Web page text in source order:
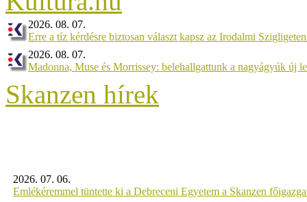
2026. 08. 07.
Erre a tíz kérdésre biztosan választ kapsz az Irodalmi
2026. 08. 07.
Madonna, Muse és Morrissey: belehallgattunk a nagyágyúk új
Skanzen hírek
2026. 07. 06.
Emlékéremmel tüntette ki a Debreceni Egyetem a Skanzen